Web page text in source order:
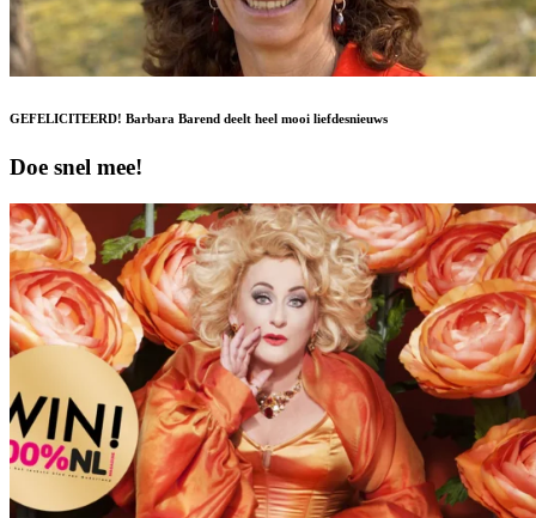
GEFELICITEERD! Barbara Barend deelt heel mooi liefdesnieuws
Doe snel mee!